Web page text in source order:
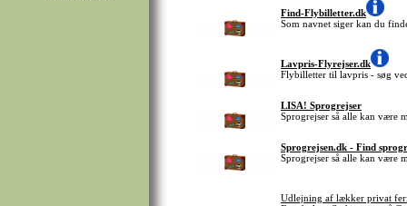
Find-Flybilletter.dk
Som navnet siger kan du
Lavpris-Flyrejser.dk
Flybilletter til lavpris - søg
LISA! Sprogrejser
Sprogrejser så alle kan være
Sprogrejsen.dk - Find
Sprogrejser så alle kan være
Udlejning af lækker privat